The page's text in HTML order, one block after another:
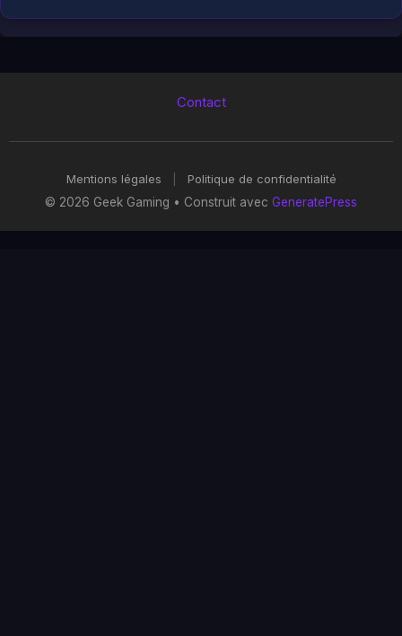
Contact
Mentions légales
Politique de confidentialité
© 2026 Geek Gaming • Construit avec GeneratePress